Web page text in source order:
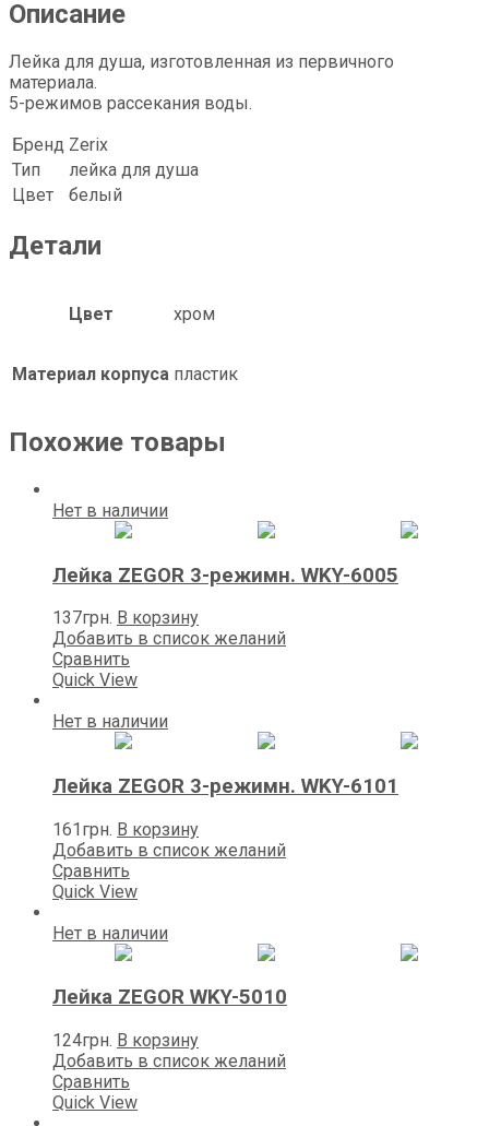
Описание
Лейка для душа, изготовленная из первичного
материала.
5-режимов рассекания воды.
Бренд Zerix
Тип
лейка для душа
Цвет
белый
Детали
Цвет хром
Материал корпуса пластик
Похожие товары
Нет в наличии
Лейка ZEGOR 3-режимн. WKY-6005
137грн. В корзину
Добавить в список желаний
Сравнить
Quick View
Нет в наличии
Лейка ZEGOR 3-режимн. WKY-6101
161грн. В корзину
Добавить в список желаний
Сравнить
Quick View
Нет в наличии
Лейка ZEGOR WKY-5010
124грн. В корзину
Добавить в список желаний
Сравнить
Quick View